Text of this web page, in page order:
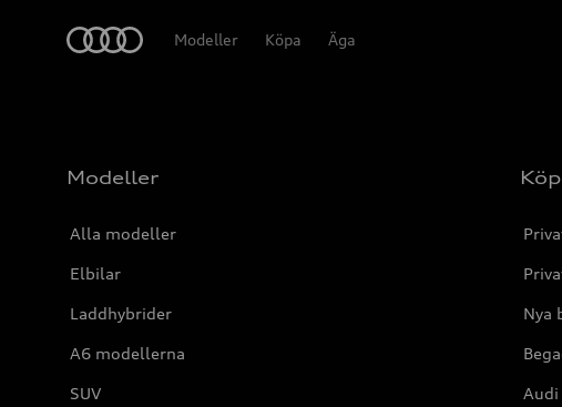
Modeller Köpa Äga
Modeller
Alla modeller
Elbilar
Laddhybrider
A6 modellerna
SUV
Nya
Audi